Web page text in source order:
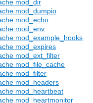
mod_dir
mod_dumpio
mod_echo
mod_env
mod_example_hooks
mod_expires
mod_ext_filter
mod_file_cache
mod_filter
mod_headers
mod_heartbeat
mod_heartmonitor